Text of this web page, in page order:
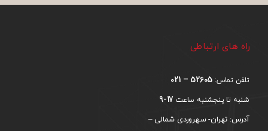
راه های ارتباطی
تلفن تماس: 52605 – 021
شنبه تا پنجشنبه ساعت 17-9
آدرس: تهران- سهروردی شمالی –